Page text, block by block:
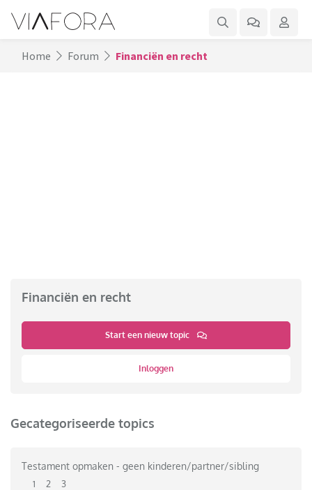
Home Forum Financiën en recht
Financiën en recht
Start een nieuw topic
Inloggen
Gecategoriseerde topics
Testament opmaken - geen kinderen/partner/sibling
1 2 3